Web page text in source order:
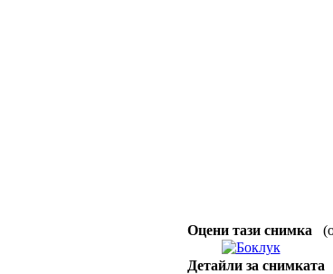
Оцени тази снимка
Детайли за снимката